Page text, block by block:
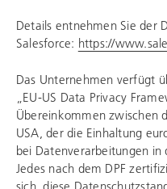
Details entnehmen Sie der
Salesforce: https://
Das Unternehmen verfügt
„EU-US Data Privacy
Übereinkommen zwischen
USA, der die Einhaltung
bei Datenverarbeitungen in
Jedes nach dem DPF
sich, diese